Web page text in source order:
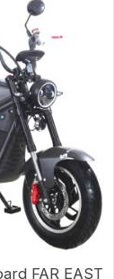
FAR EAST